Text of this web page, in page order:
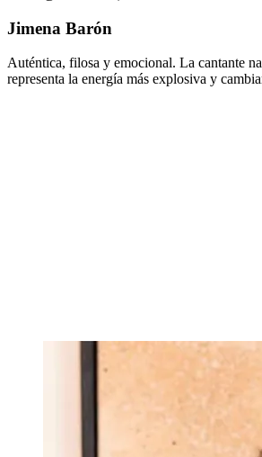
Jimena Barón
Auténtica, filosa y emocional. La cantante
representa la energía más explosiva y